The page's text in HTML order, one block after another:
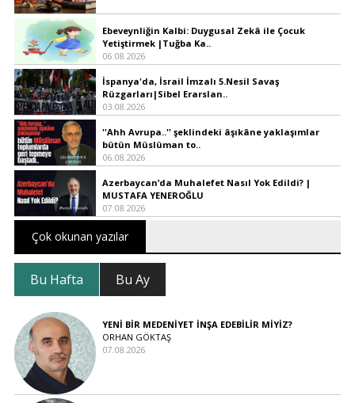
Ebeveynliğin Kalbi: Duygusal Zekâ ile Çocuk
Yetiştirmek |Tuğba Ka..
06.08.2026
İspanya'da, İsrail İmzalı 5.Nesil Savaş
Rüzgarları|Sibel Erarslan..
03.08.2026
''Ahh Avrupa..'' şeklindeki âşıkâne yaklaşımlar
bütün Müslüman to..
06.08.2026
Azerbaycan’da Muhalefet Nasıl Yok Edildi? |
MUSTAFA YENEROĞLU
07.08.2026
Çok okunan yazılar
Bu Hafta Bu Ay
YENİ BİR MEDENİYET İNŞA EDEBİLİR MİYİZ?
ORHAN GÖKTAŞ
07.08.2026